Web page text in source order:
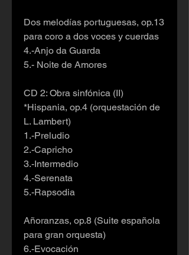
Dos melodías portuguesas, op.13
para coro a dos voces y cuerdas
4.-Anjo da Guarda
5.- Noite de Amores
CD 2: Obra sinfónica (II)
*Hispania, op.4 (orquestación de
L. Lambert)
1.-Preludio
2.-Capricho
3.-Intermedio
4.-Serenata
5.-Rapsodia
Añoranzas, op.8 (Suite española
para gran orquesta)
6.-Evocación